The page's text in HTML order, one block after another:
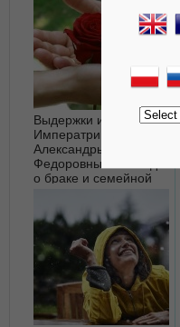
Выдержки из записей
Императрицы
Александры
Федоровны 1899 года
о браке и семейной